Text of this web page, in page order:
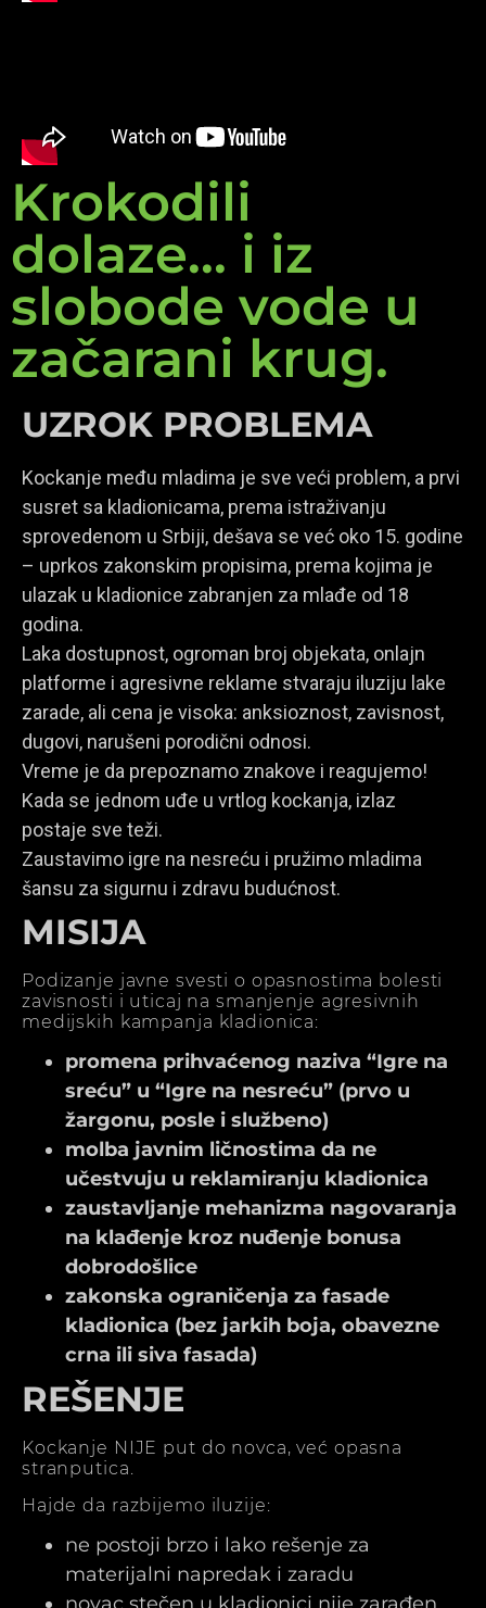
Krokodili
dolaze... i iz
slobode vode u
začarani krug.
UZROK PROBLEMA
Kockanje među mladima je sve veći problem, a prvi
susret sa kladionicama, prema istraživanju
sprovedenom u Srbiji, dešava se već oko 15. godine
– uprkos zakonskim propisima, prema kojima je
ulazak u kladionice zabranjen za mlađe od 18
godina.
Laka dostupnost, ogroman broj objekata, onlajn
platforme i agresivne reklame stvaraju iluziju lake
zarade, ali cena je visoka: anksioznost, zavisnost,
dugovi, narušeni porodični odnosi.
Vreme je da prepoznamo znakove i reagujemo!
Kada se jednom uđe u vrtlog kockanja, izlaz
postaje sve teži.
Zaustavimo igre na nesreću i pružimo mladima
šansu za sigurnu i zdravu budućnost.
MISIJA
Podizanje javne svesti o opasnostima bolesti
zavisnosti i uticaj na smanjenje agresivnih
medijskih kampanja kladionica:
promena prihvaćenog naziva “Igre na
sreću” u “Igre na nesreću” (prvo u
žargonu, posle i službeno)
molba javnim ličnostima da ne
učestvuju u reklamiranju kladionica
zaustavljanje mehanizma nagovaranja
na klađenje kroz nuđenje bonusa
dobrodošlice
zakonska ograničenja za fasade
kladionica (bez jarkih boja, obavezne
crna ili siva fasada)
REŠENJE
Kockanje NIJE put do novca, već opasna
stranputica.
Hajde da razbijemo iluzije:
ne postoji brzo i lako rešenje za
materijalni napredak i zaradu